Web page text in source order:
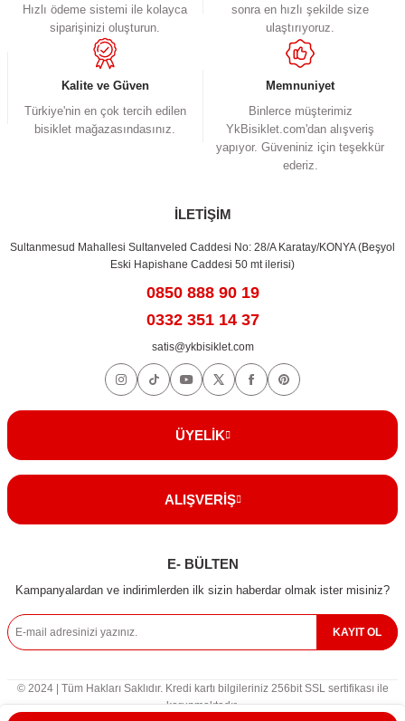
Ürün bilgilerinde hatalar bulunuyor.
Ürün fiyatı diğer sitelerden daha pahalı.
Bu ürüne benzer farklı alternatifler olmalı.
Hızlı ödeme sistemi ile kolayca
siparişinizi oluşturun.
sonra en hızlı şekilde size
ulaştırıyoruz.
Kalite ve Güven
Türkiye'nin en çok tercih edilen
bisiklet mağazasındasınız.
Memnuniyet
Binlerce müşterimiz
YkBisiklet.com'dan alışveriş
yapıyor. Güveniniz için teşekkür
ederiz.
İLETİŞİM
Sultanmesud Mahallesi Sultanveled Caddesi No: 28/A Karatay/KONYA (Beşyol
Eski Hapishane Caddesi 50 mt ilerisi)
0850 888 90 19
0332 351 14 37
satis@ykbisiklet.com
ÜYELİK
ALIŞVERİŞ
E- BÜLTEN
Kampanyalardan ve indirimlerden ilk sizin haberdar olmak ister misiniz?
KAYIT OL
© 2024 | Tüm Hakları Saklıdır. Kredi kartı bilgileriniz 256bit SSL sertifikası ile
korunmaktadır.